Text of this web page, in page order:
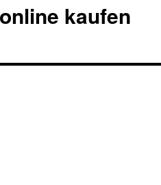
kaufen